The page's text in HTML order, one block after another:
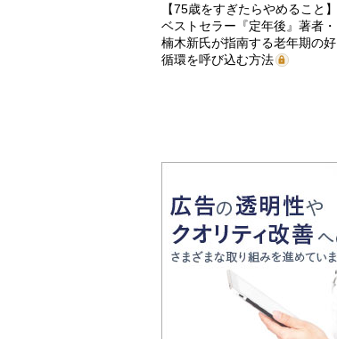
【75歳をすぎたらやめること】
ベストセラー『定年後』著者・
楠木新氏が指南する老年期の好
循環を呼び込む方法